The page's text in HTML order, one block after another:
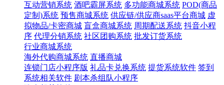
互动营销系统 酒吧霸屏系统 多功能商城系统 POD(商品
定制)系统 预售商城系统 供应链/供应商saas平台商城 虚
拟物品/卡密商城 盲盒商城系统 周期配送系统 抖音小程
序 代理分销系统 社区团购系统 批发订货系统
行业商城系统
海外代购商城系统 直播商城
连锁门店小程序版 礼品卡兑换系统 提货系统软件 签到
系统相关软件 剧本杀组队小程序